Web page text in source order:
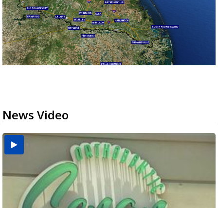
News Video